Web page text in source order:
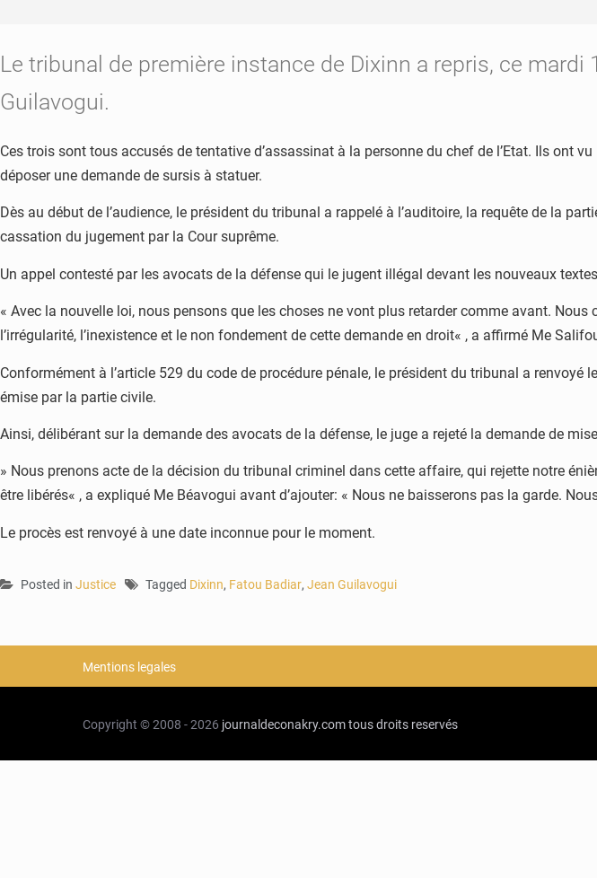
Le tribunal de première instance de Dixinn a repris, ce
Guilavogui.
Ces trois sont tous accusés de tentative d’assassinat à la personne du chef de l’Etat. Ils ont
déposer une demande de sursis à statuer.
Dès au début de l’audience, le président du tribunal a rappelé à l’auditoire, la requête de la
cassation du jugement par la Cour suprême.
Un appel contesté par les avocats de la défense qui le jugent illégal devant les nouveaux
« Avec la nouvelle loi, nous pensons que les choses ne vont plus retarder comme avant.
l’irrégularité, l’inexistence et le non fondement de cette demande en droit« , a affirmé Me
Conformément à l’article 529 du code de procédure pénale, le président du tribunal a
émise par la partie civile.
Ainsi, délibérant sur la demande des avocats de la défense, le juge a rejeté la demande de
» Nous prenons acte de la décision du tribunal criminel dans cette affaire, qui rejette notre
être libérés« , a expliqué Me Béavogui avant d’ajouter: « Nous ne baisserons pas la garde.
Le procès est renvoyé à une date inconnue pour le moment.
Posted in Justice Tagged Dixinn, Fatou Badiar, Jean Guilavogui
Mentions legales
Copyright © 2008 - 2026 journaldeconakry.comtous droits reservés